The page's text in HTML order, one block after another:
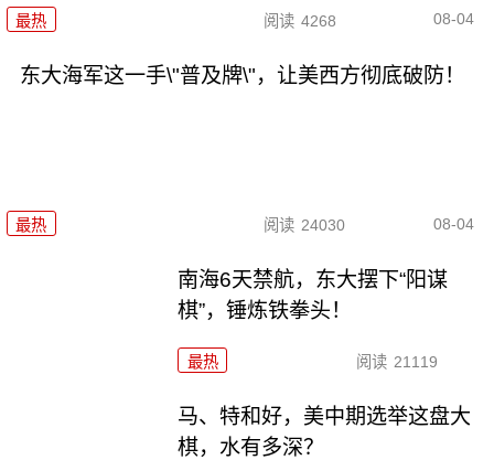
最热 阅读 4268 08-04
东大海军这一手\"普及牌\"，让美西方彻底破防！
最热 阅读 24030 08-04
南海6天禁航，东大摆下“阳谋
棋”，锤炼铁拳头！
最热 阅读 21119
马、特和好，美中期选举这盘大
棋，水有多深？